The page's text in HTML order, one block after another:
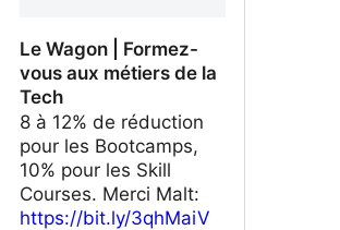
Le Wagon | Formez-
vous aux métiers de la
Tech
8 à 12% de réduction
pour les Bootcamps,
10% pour les Skill
Courses. Merci Malt:
https://bit.ly/3qhMaiV